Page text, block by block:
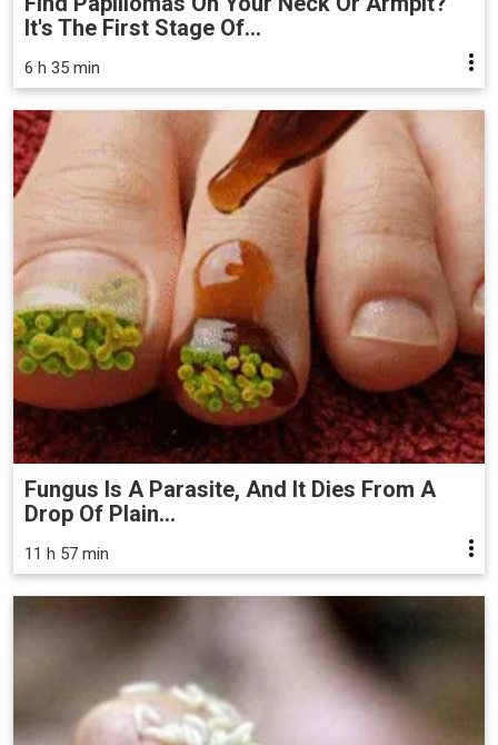
It's The First Stage Of...
6 h 35 min
Fungus Is A Parasite, And It Dies From A
Drop Of Plain...
11 h 57 min